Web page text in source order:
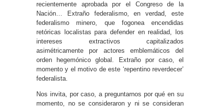
recientemente aprobada por el Congreso de la
Nación… Extraño federalismo, en verdad, este
federalismo minero, que fogonea encendidas
retóricas localistas para defender en realidad, los
intereses extractivos capitalizados
asimétricamente por actores emblemáticos del
orden hegemónico global. Extraño por caso, el
momento y el motivo de este ‘repentino reverdecer’
federalista.
Nos invita, por caso, a preguntarnos por qué en su
momento, no se consideraron y ni se consideran